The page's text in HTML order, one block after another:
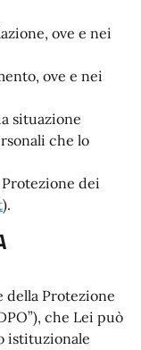
ove e nei
ove e nei
situazione
che lo
dei
).
della Protezione
che Lei può
istituzionale